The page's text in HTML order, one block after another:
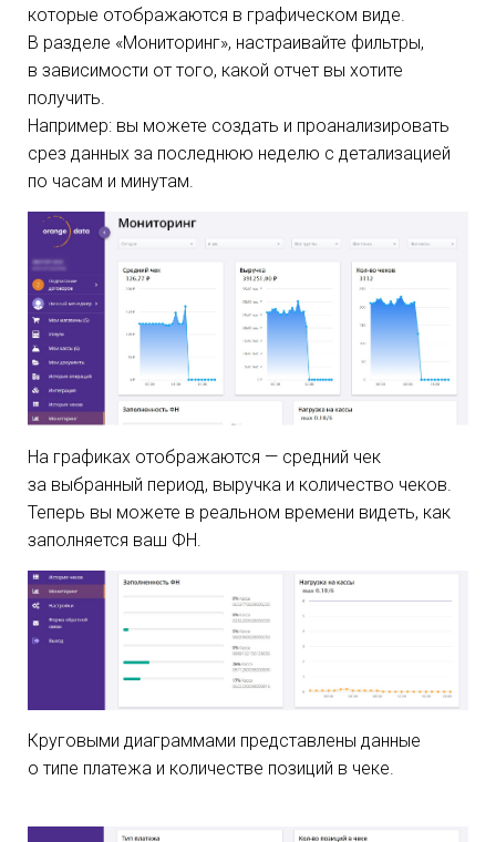
которые отображаются в графическом виде.
В разделе «Мониторинг», настраивайте фильтры,
в зависимости от того, какой отчет вы хотите
получить.
Например: вы можете создать и проанализировать
срез данных за последнюю неделю с детализацией
по часам и минутам.
На графиках отображаются — средний чек
за выбранный период, выручка и количество чеков.
Теперь вы можете в реальном времени видеть, как
заполняется ваш ФН.
Круговыми диаграммами представлены данные
о типе платежа и количестве позиций в чеке.